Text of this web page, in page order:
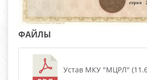
ФАЙЛЫ
Устав МКУ "МЦРЛ"